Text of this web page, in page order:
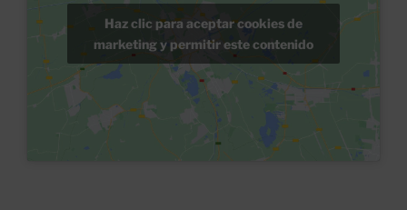
Haz clic para aceptar cookies de
marketing y permitir este contenido